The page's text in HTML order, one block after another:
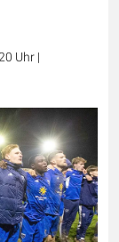
Uhr|